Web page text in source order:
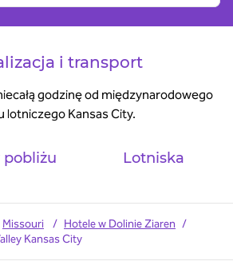
i transport
godzinę od międzynarodowego
lotniczego Kansas City.
pobliżu Lotniska
Missouri / Hotele w Dolinie Ziaren /
Kansas City